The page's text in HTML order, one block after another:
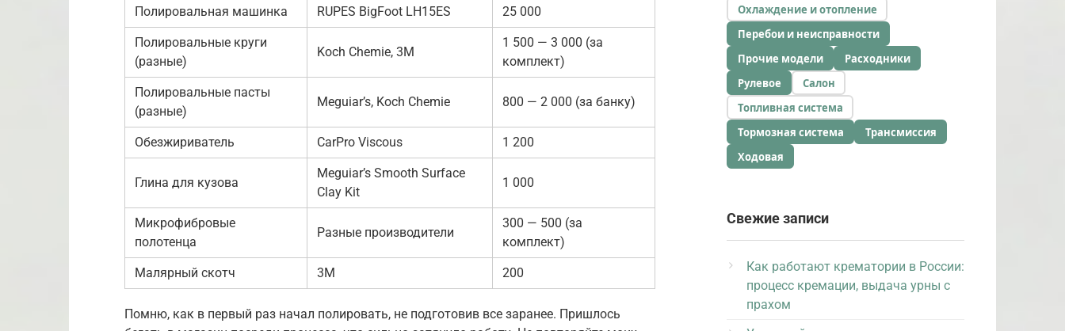
Полировальная машинка RUPES BigFoot LH15ES 25 000
Полировальные круги
(разные)
Koch Chemie, 3M
1 500 — 3 000 (за
комплект)
Полировальные пасты
(разные)
Meguiar’s, Koch Chemie 800 — 2 000 (за банку)
Обезжириватель CarPro Viscous 1 200
Глина для кузова
Meguiar’s Smooth Surface
Clay Kit
1 000
Микрофибровые
полотенца
Разные производители
300 — 500 (за
комплект)
Малярный скотч 3M 200
Помню, как в первый раз начал полировать, не подготовив все заранее. Пришлось
Охлаждение и отопление
Перебои и неисправности
Прочие модели
Расходники
Рулевое
Салон
Топливная система
Тормозная система
Трансмиссия
Ходовая
Свежие записи
Как работают крематории в России:
процесс кремации, выдача урны с
прахом